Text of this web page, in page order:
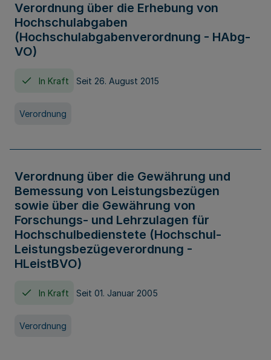
Verordnung über die Erhebung von
Hochschulabgaben
(Hochschulabgabenverordnung - HAbg-
VO)
In Kraft Seit 26. August 2015
Verordnung
Verordnung über die Gewährung und
Bemessung von Leistungsbezügen
sowie über die Gewährung von
Forschungs- und Lehrzulagen für
Hochschulbedienstete (Hochschul-
Leistungsbezügeverordnung -
HLeistBVO)
In Kraft Seit 01. Januar 2005
Verordnung